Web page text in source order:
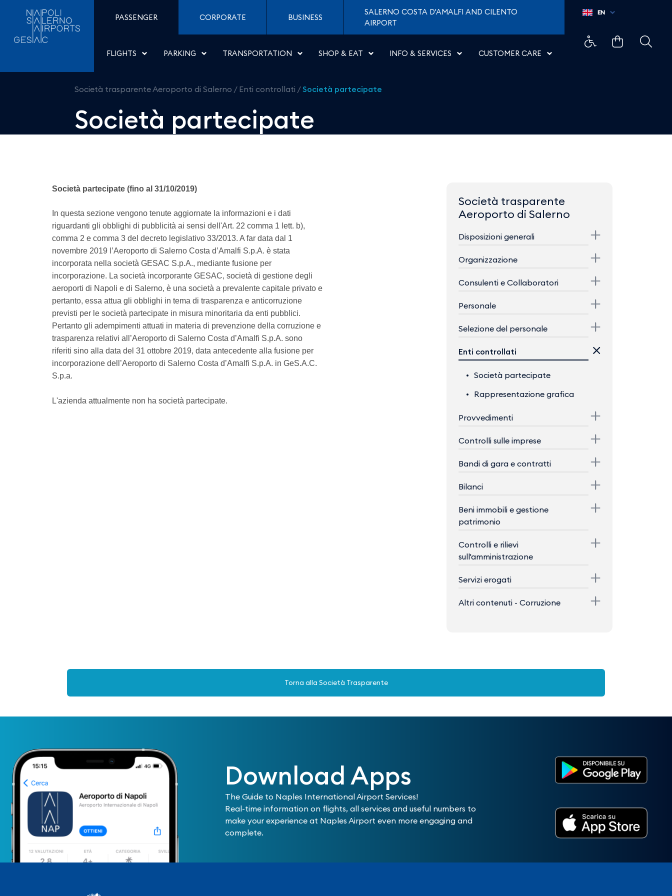
Skip to Content
Società partecipate - Aeroporti di Napoli
PASSENGER CORPORATE BUSINESS
SALERNO COSTA D'AMALFI AND CILENTO
AIRPORT
FLIGHTS PARKING TRANSPORTATION SHOP & EAT INFO & SERVICES CUSTOMER CARE
EN
Società trasparente Aeroporto di Salerno / Enti controllati / Società partecipate
Società partecipate
Società partecipate (fino al 31/10/2019)
In questa sezione vengono tenute aggiornate la informazioni e i dati
riguardanti gli obblighi di pubblicità ai sensi dell'Art. 22 comma 1 lett. b),
comma 2 e comma 3 del decreto legislativo 33/2013. A far data dal 1
novembre 2019 l’Aeroporto di Salerno Costa d’Amalfi S.p.A. è stata
incorporata nella società GESAC S.p.A., mediante fusione per
incorporazione. La società incorporante GESAC, società di gestione degli
aeroporti di Napoli e di Salerno, è una società a prevalente capitale privato e
pertanto, essa attua gli obblighi in tema di trasparenza e anticorruzione
previsti per le società partecipate in misura minoritaria da enti pubblici.
Pertanto gli adempimenti attuati in materia di prevenzione della corruzione e
trasparenza relativi all’Aeroporto di Salerno Costa d’Amalfi S.p.A. sono
riferiti sino alla data del 31 ottobre 2019, data antecedente alla fusione per
incorporazione dell’Aeroporto di Salerno Costa d’Amalfi S.p.A. in GeS.A.C.
S.p.a.
L'azienda attualmente non ha società partecipate.
Società trasparente
Aeroporto di Salerno
Disposizioni generali
Organizzazione
Consulenti e Collaboratori
Personale
Selezione del personale
Enti controllati
Società partecipate
Rappresentazione grafica
Provvedimenti
Controlli sulle imprese
Bandi di gara e contratti
Bilanci
Beni immobili e gestione
patrimonio
Controlli e rilievi
sull'amministrazione
Servizi erogati
Altri contenuti - Corruzione
Torna alla Società Trasparente
Download Apps
The Guide to Naples International Airport Services!
Real-time information on flights, all services and useful numbers to
make your experience at Naples Airport even more engaging and
complete.